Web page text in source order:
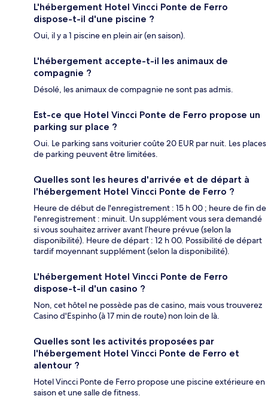
L'hébergement Hotel Vincci Ponte de Ferro
dispose-t-il d'une piscine ?
Oui, il y a 1 piscine en plein air (en saison).
L'hébergement accepte-t-il les animaux de
compagnie ?
Désolé, les animaux de compagnie ne sont pas admis.
Est-ce que Hotel Vincci Ponte de Ferro propose un
parking sur place ?
Oui. Le parking sans voiturier coûte 20 EUR par nuit. Les places
de parking peuvent être limitées.
Quelles sont les heures d'arrivée et de départ à
l'hébergement Hotel Vincci Ponte de Ferro ?
Heure de début de l'enregistrement : 15 h 00 ; heure de fin de
l'enregistrement : minuit. Un supplément vous sera demandé
si vous souhaitez arriver avant l’heure prévue (selon la
disponibilité). Heure de départ : 12 h 00. Possibilité de départ
tardif moyennant supplément (selon la disponibilité).
L'hébergement Hotel Vincci Ponte de Ferro
dispose-t-il d'un casino ?
Non, cet hôtel ne possède pas de casino, mais vous trouverez
Casino d'Espinho (à 17 min de route) non loin de là.
Quelles sont les activités proposées par
l'hébergement Hotel Vincci Ponte de Ferro et
alentour ?
Hotel Vincci Ponte de Ferro propose une piscine extérieure en
saison et une salle de fitness.